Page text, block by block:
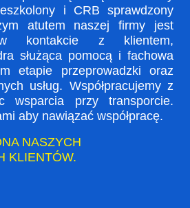
i CRB sprawdzony
atutem naszej firmy jest
w kontakcie z klientem,
służąca pomocą i fachowa
etapie przeprowadzki oraz
usług. Współpracujemy z
wsparcia przy transporcie.
aby nawiązać współpracę.
NASZYCH
KLIENTÓW.